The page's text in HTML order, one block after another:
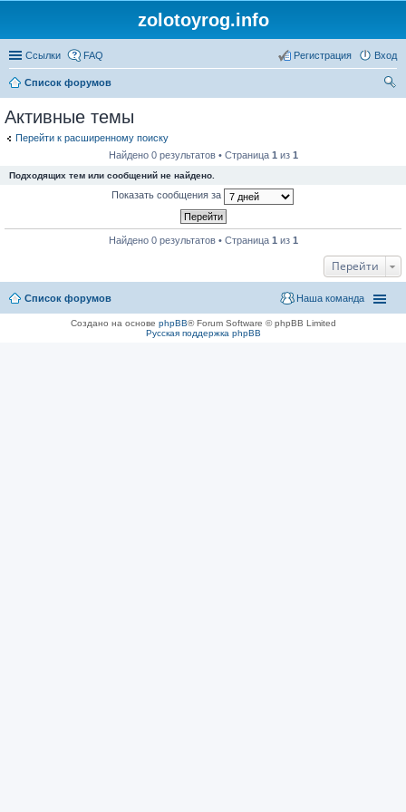
zolotoyrog.info
Ссылки FAQ Вход
Регистрация
Список форумов
Активные темы
Перейти к расширенному поиску
Найдено 0 результатов • Страница 1 из 1
Подходящих тем или сообщений не найдено.
Показать сообщения за
Найдено 0 результатов • Страница 1 из 1
Перейти
Список форумов Наша команда
Создано на основе phpBB® Forum Software © phpBB Limited
Русская поддержка phpBB